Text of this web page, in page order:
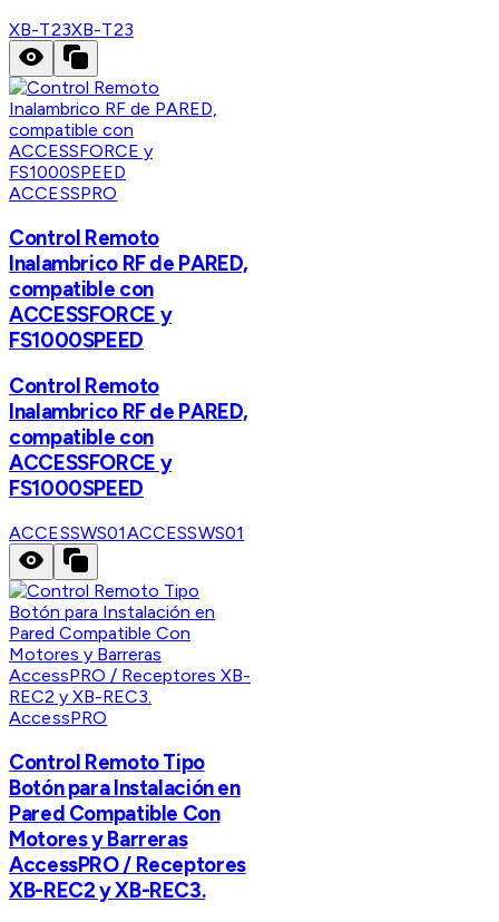
XB-T23XB-T23
ACCESSPRO
Control Remoto
Inalambrico RF de PARED,
compatible con
ACCESSFORCE y
FS1000SPEED
Control Remoto
Inalambrico RF de PARED,
compatible con
ACCESSFORCE y
FS1000SPEED
ACCESSWS01ACCESSWS01
AccessPRO
Control Remoto Tipo
Botón para Instalación en
Pared Compatible Con
Motores y Barreras
AccessPRO / Receptores
XB-REC2 y XB-REC3.